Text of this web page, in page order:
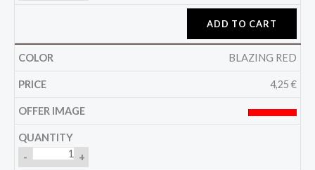
ADD TO CART
BLAZING RED
4,25€
- +